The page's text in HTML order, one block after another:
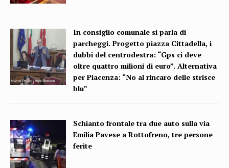
In consiglio comunale si parla di
parcheggi. Progetto piazza Cittadella, i
dubbi del centrodestra: “Gps ci deve
oltre quattro milioni di euro”. Alternativa
per Piacenza: “No al rincaro delle strisce
blu”
Schianto frontale tra due auto sulla via
Emilia Pavese a Rottofreno, tre persone
ferite